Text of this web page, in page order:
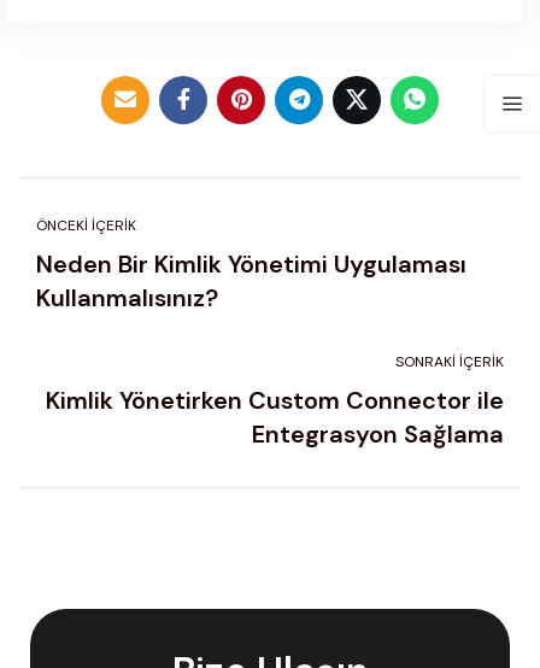
ÖNCEKI İÇERIK
Neden Bir Kimlik Yönetimi Uygulaması
Kullanmalısınız?
SONRAKI İÇERIK
Kimlik Yönetirken Custom Connector ile
Entegrasyon Sağlama